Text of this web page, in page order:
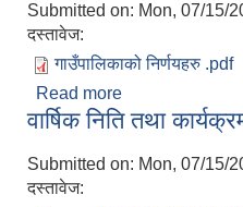
Submitted on: Mon, 07/15/
दस्तावेज:
गाउँपालिकाको निर्णयहरु .pdf
Read more
वार्षिक निति तथा
Submitted on: Mon, 07/15/
दस्तावेज: